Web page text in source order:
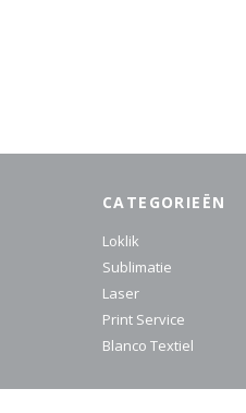
CATEGORIEËN
Loklik
Sublimatie
Laser
Print Service
Blanco Textiel